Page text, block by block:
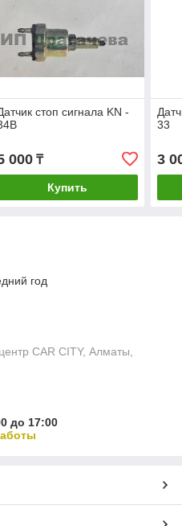
стоп сигнала KN -
000₸
Купить
33
3
год
CAR CITY, Алматы,
до 17:00